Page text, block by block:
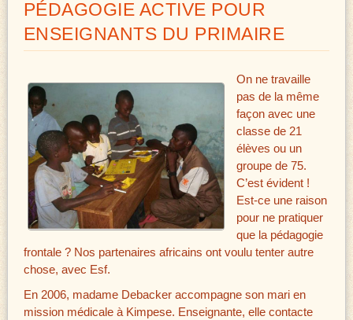
PÉDAGOGIE ACTIVE POUR
ENSEIGNANTS DU PRIMAIRE
On ne travaille
pas de la même
façon avec une
classe de 21
élèves ou un
groupe de 75.
C’est évident !
Est-ce une raison
pour ne pratiquer
que la pédagogie
frontale ? Nos partenaires africains ont voulu tenter autre
chose, avec Esf.
En 2006, madame Debacker accompagne son mari en
mission médicale à Kimpese. Enseignante, elle contacte